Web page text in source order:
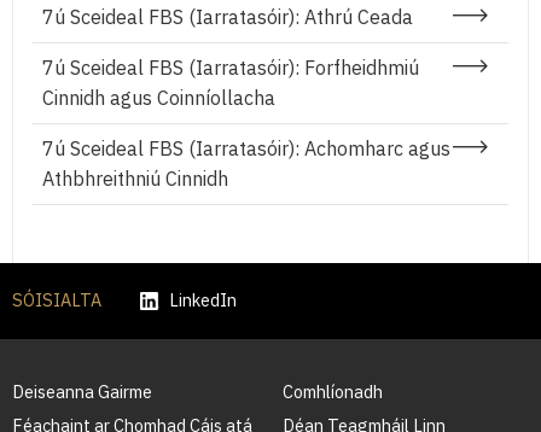
7ú Sceideal FBS (Iarratasóir): Athrú Ceada
7ú Sceideal FBS (Iarratasóir): Forfheidhmiú
Cinnidh agus Coinníollacha
7ú Sceideal FBS (Iarratasóir): Achomharc agus
Athbhreithniú Cinnidh
SÓISIALTA LinkedIn
Deiseanna Gairme
Féachaint ar Chomhad Cáis atá
Comhlíonadh
Déan Teagmháil Linn